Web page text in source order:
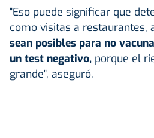
"Eso puede significar que
como visitas a restaurantes,
sean posibles para no
un test negativo, porque el
grande", aseguró.